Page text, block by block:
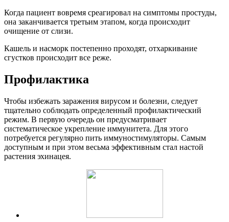
Когда пациент вовремя среагировал на симптомы простуды,
она заканчивается третьим этапом, когда происходит
очищение от слизи.
Кашель и насморк постепенно проходят, отхаркивание
сгустков происходит все реже.
Профилактика
Чтобы избежать заражения вирусом и болезни, следует
тщательно соблюдать определенный профилактический
режим. В первую очередь он предусматривает
систематическое укрепление иммунитета. Для этого
потребуется регулярно пить иммуностимуляторы. Самым
доступным и при этом весьма эффективным стал настой
растения эхинацея.